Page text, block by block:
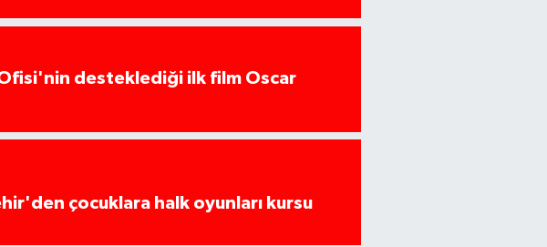
desteklediği ilk film Oscar
çocuklara halk oyunları kursu